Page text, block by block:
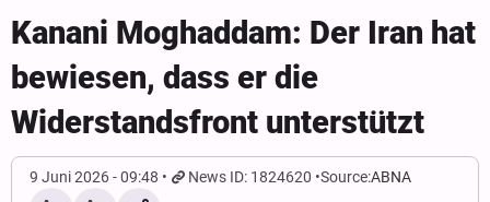
Kanani Moghaddam: Der Iran hat
bewiesen, dass er die
Widerstandsfront unterstützt
9 Juni 2026 - 09:48 News ID: 1824620 Source:ABNA